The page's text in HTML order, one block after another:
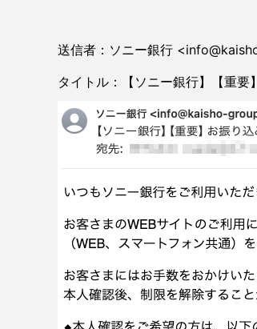
送信者：ソニー銀行
タイトル：【ソニー銀行】【重